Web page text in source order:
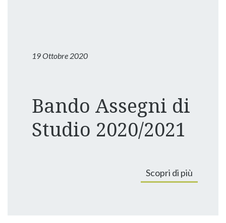
19 Ottobre 2020
Bando Assegni di
Studio 2020/2021
Scopri di più